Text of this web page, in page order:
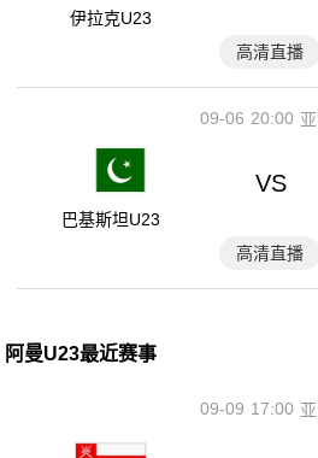
伊拉克U23
高清直播
20:00
09-06
巴基斯坦U23
VS
高清直播
阿曼U23最近赛事
17:00
09-09